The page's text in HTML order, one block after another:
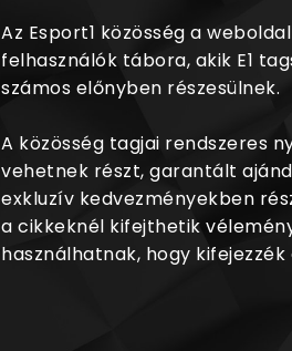
Az Esport1 közösség a
felhasználók tábora, akik E1
számos előnyben részesülnek.
A közösség tagjai rendszeres
vehetnek részt, garantált
exkluzív kedvezményekben
a cikkeknél kifejthetik
használhatnak, hogy